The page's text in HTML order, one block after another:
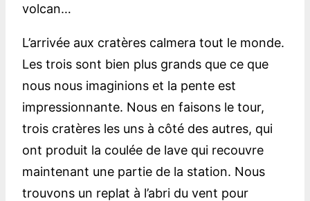
volcan…
L’arrivée aux cratères calmera tout le monde.
Les trois sont bien plus grands que ce que
nous nous imaginions et la pente est
impressionnante. Nous en faisons le tour,
trois cratères les uns à côté des autres, qui
ont produit la coulée de lave qui recouvre
maintenant une partie de la station. Nous
trouvons un replat à l’abri du vent pour